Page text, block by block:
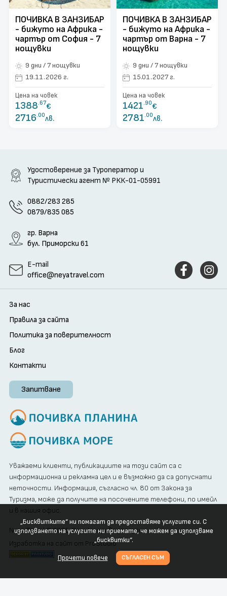
ПОЧИВКА В ЗАНЗИБАР
- бижуто на Африка -
чартър от София - 7
нощувки
9 дни / 7 нощувки
19.11.2026 г.
Цена на човек
1388 .67€
2716 .00лв.
ПОЧИВКА В ЗАНЗИБАР
- бижуто на Африка -
чартър от Варна - 7
нощувки
9 дни / 7 нощувки
15.01.2027 г.
Цена на човек
1421 .90€
2781 .00лв.
Удостоверение за Туроператор и
Туристически агент № РКК-01-05991
0882/283 285
0879/835 085
гр. Варна
бул. Приморски 61
E-mail
office@neyatravel.com
За нас
Правила за сайта
Политика за поверителност
Блог
Контакти
Запитване
Уважаеми клиенти, публикациите на този сайт са с
информационна и рекламна цел и е възможно да са допуснати
неточности. Информация, съгласно чл. 80 от Закона за
Туризма, може да получите на посочените телефони, по имейл
и в нашия офис.
Neya Travel © 2025. Всички права запазени
Изработка на сайт от ProStudio
„Бисквитките“ ни помагат да предоставяме услугите си. С
използването на услугите ни приемате, че можем да използваме
„бисквитки“.
Прочети повече СЪГЛАСЕН СЪМ